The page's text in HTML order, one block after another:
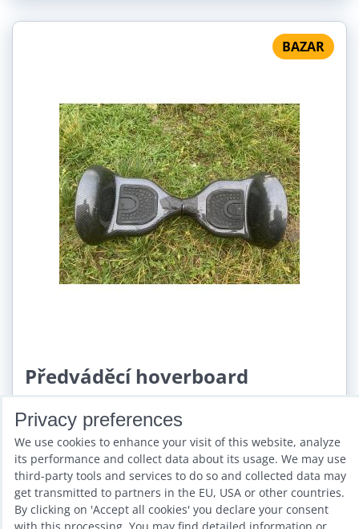
BAZAR
Předváděcí hoverboard
206,06 €incl. VAT
Add to Cart
Privacy preferences
We use cookies to enhance your visit of this website, analyze
its performance and collect data about its usage. We may use
third-party tools and services to do so and collected data may
get transmitted to partners in the EU, USA or other countries.
By clicking on 'Accept all cookies' you declare your consent